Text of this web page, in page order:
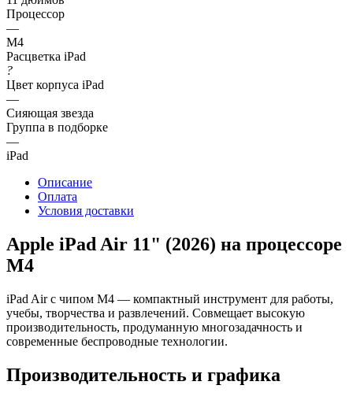
Процессор
—
M4
Расцветка iPad
?
Цвет корпуса iPad
—
Сияющая звезда
Группа в подборке
—
iPad
Описание
Оплата
Условия доставки
Apple iPad Air 11" (2026) на процессоре
M4
iPad Air с чипом M4 — компактный инструмент для работы,
учебы, творчества и развлечений. Совмещает высокую
производительность, продуманную многозадачность и
современные беспроводные технологии.
Производительность и графика